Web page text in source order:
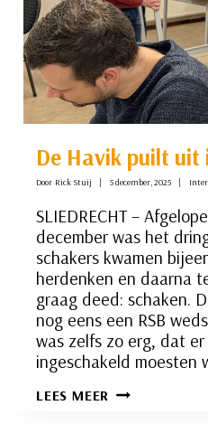
De Havik puilt uit
Door Rick Stuij 5 december, 2025
SLIEDRECHT –
december was het
schakers kwamen
herdenken en daarna
graag deed: schaken.
nog eens een RSB
was zelfs zo erg, dat
ingeschakeld moesten
LEES MEER DE